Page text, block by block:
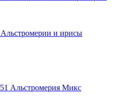
Альстромерии и ирисы
51 Альстромерия Микс